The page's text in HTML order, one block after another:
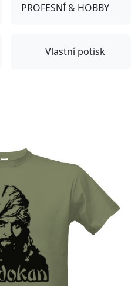
PROFESNÍ & HOBBY
Vlastní potisk